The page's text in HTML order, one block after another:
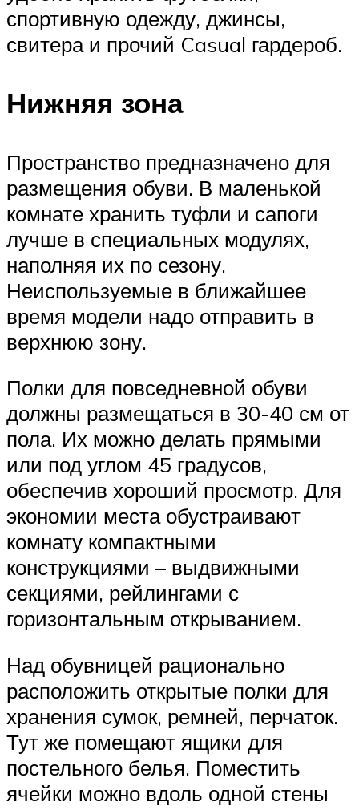
спортивную одежду, джинсы,
свитера и прочий Casual гардероб.
Нижняя зона
Пространство предназначено для
размещения обуви. В маленькой
комнате хранить туфли и сапоги
лучше в специальных модулях,
наполняя их по сезону.
Неиспользуемые в ближайшее
время модели надо отправить в
верхнюю зону.
Полки для повседневной обуви
должны размещаться в 30-40 см от
пола. Их можно делать прямыми
или под углом 45 градусов,
обеспечив хороший просмотр. Для
экономии места обустраивают
комнату компактными
конструкциями – выдвижными
секциями, рейлингами с
горизонтальным открыванием.
Над обувницей рационально
расположить открытые полки для
хранения сумок, ремней, перчаток.
Тут же помещают ящики для
постельного белья. Поместить
ячейки можно вдоль одной стены